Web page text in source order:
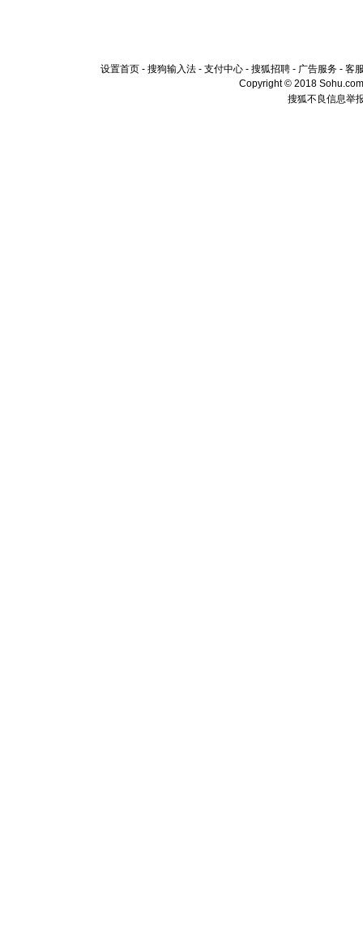
设置首页 - 搜狗输入法 - 支付中心 - 搜狐招聘 - 广告服务 - 客
Copyright © 2018
搜狐不良信息举